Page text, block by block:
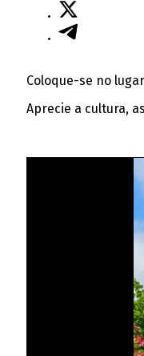
Coloque-se no
Aprecie a cultura,